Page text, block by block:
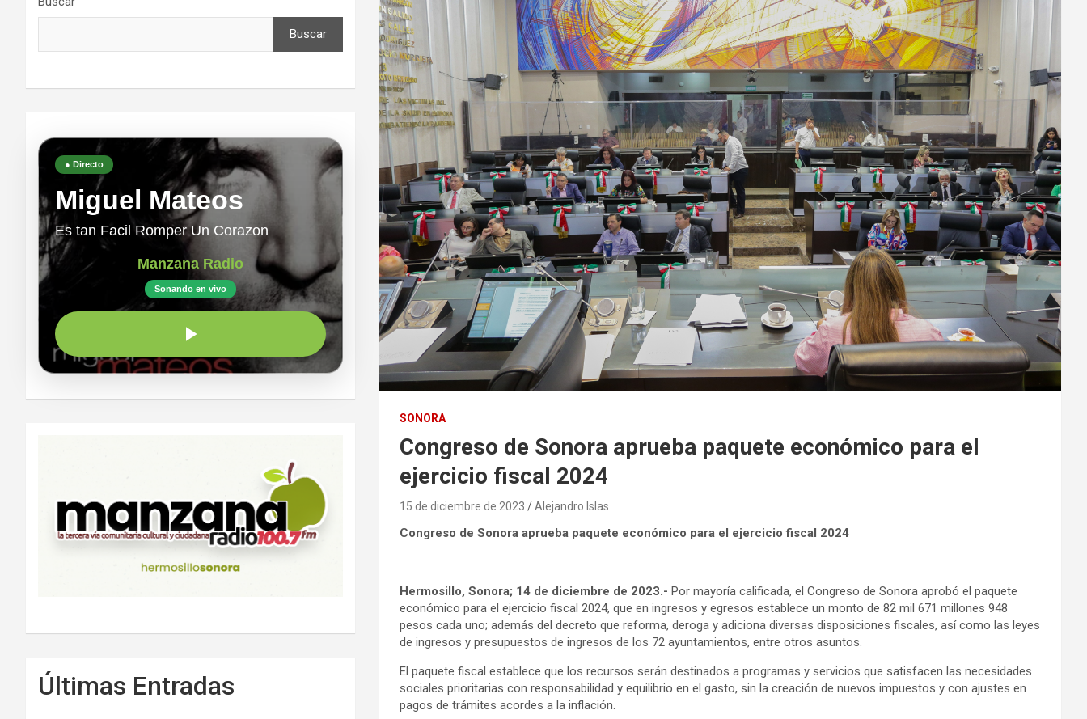
SONORA
Congreso de Sonora aprueba paquete económico para el
ejercicio fiscal 2024
15 de diciembre de 2023 Alejandro Islas
Congreso de Sonora aprueba paquete económico para el ejercicio fiscal 2024
Hermosillo, Sonora; 14 de diciembre de 2023.- Por mayoría calificada, el Congreso de Sonora aprobó el paquete
económico para el ejercicio fiscal 2024, que en ingresos y egresos establece un monto de 82 mil 671 millones 948
pesos cada uno; además del decreto que reforma, deroga y adiciona diversas disposiciones fiscales, así como las leyes
de ingresos y presupuestos de ingresos de los 72 ayuntamientos, entre otros asuntos.
El paquete fiscal establece que los recursos serán destinados a programas y servicios que satisfacen las necesidades
sociales prioritarias con responsabilidad y equilibrio en el gasto, sin la creación de nuevos impuestos y con ajustes en
pagos de trámites acordes a la inflación.
Buscar
● Directo
Miguel Mateos
Es tan Facil Romper Un Corazon
Manzana Radio
Sonando en vivo
Últimas Entradas